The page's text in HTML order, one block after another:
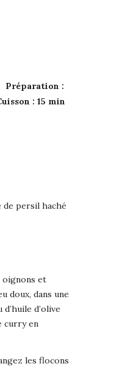
Préparation :
: 15 min
de persil haché
oignons et
doux, dans une
d’olive
curry en
les flocons